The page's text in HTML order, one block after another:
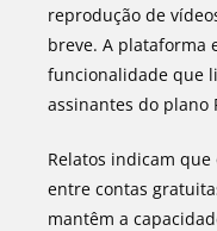
reprodução de
breve. A plataforma
funcionalidade que
assinantes do plano
Relatos indicam
entre contas
mantêm a